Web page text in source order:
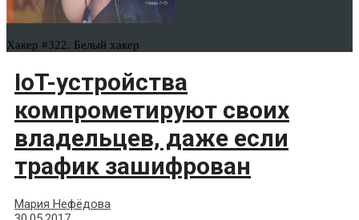
Хакер #322. Белый хакер
IoT-устройства
компрометируют своих
владельцев, даже если
трафик зашифрован
Мария Нефёдова